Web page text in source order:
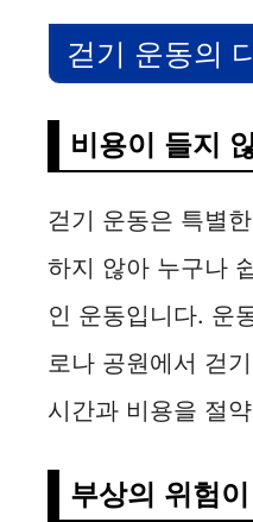
걷기 운동의
비용이 들지
걷기 운동은 특별
하지 않아 누구나
인 운동입니다. 운
로나 공원에서 걷
시간과 비용을 절
부상의 위험